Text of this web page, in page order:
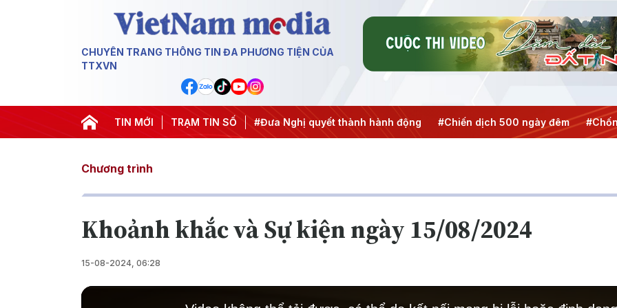
CHUYÊN TRANG THÔNG TIN ĐA PHƯƠNG TIỆN CỦA
TTXVN
TIN MỚI TRẠM TIN SỐ
#Hội nghị Trung ương 3 #Đưa Nghị quyết thành hành động #Chiến dịch 500 ngày đêm #Chống khai thác
Chương trình
Khoảnh khắc và Sự kiện ngày 15/08/2024
15-08-2024, 06:28
This